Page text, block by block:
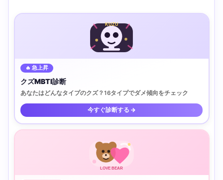
KUZU
🔥 急上昇
クズMBTI診断
あなたはどんなタイプのクズ？16タイプでダメ傾向をチェック
今すぐ診断する →
LOVE BEAR